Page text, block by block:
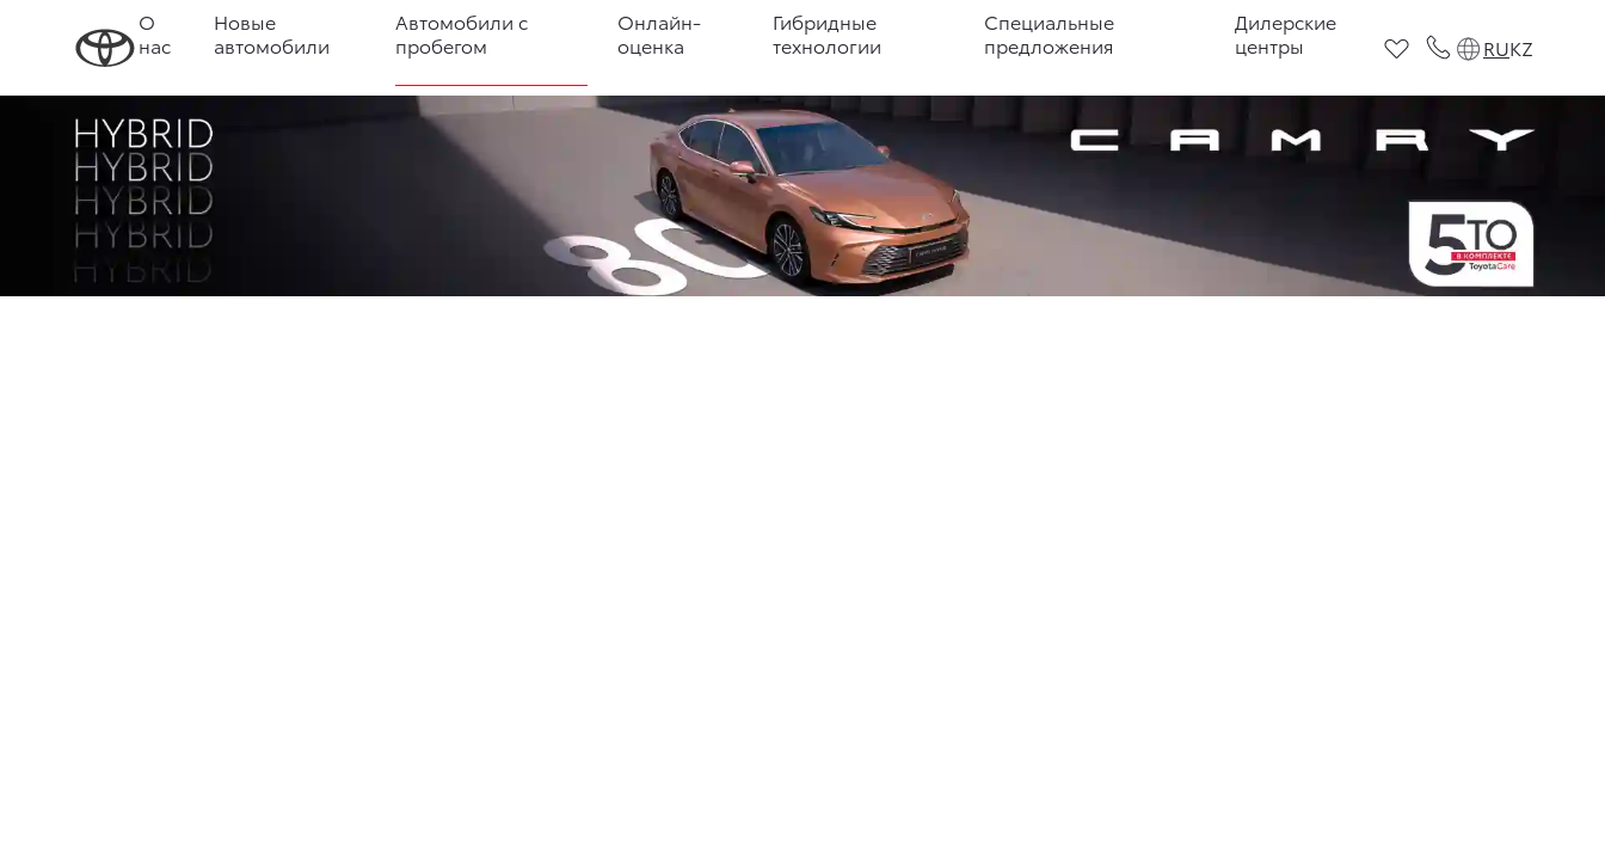
О
нас
Новые
автомобили
Автомобили с
пробегом
Онлайн-
оценка
Гибридные
технологии
Специальные
предложения
Дилерские
центры
RUKZ